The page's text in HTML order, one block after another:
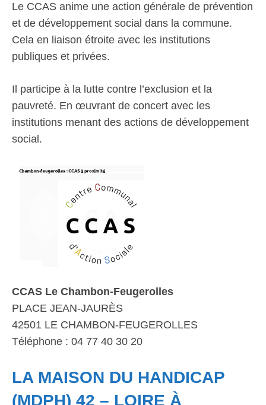
Le CCAS anime une action générale de prévention
et de développement social dans la commune.
Cela en liaison étroite avec les institutions
publiques et privées.
Il participe à la lutte contre l’exclusion et la
pauvreté. En œuvrant de concert avec les
institutions menant des actions de développement
social.
CCAS Le Chambon-Feugerolles
PLACE JEAN-JAURÈS
42501 LE CHAMBON-FEUGEROLLES
Téléphone : 04 77 40 30 20
LA MAISON DU HANDICAP
(MDPH) 42 – LOIRE À